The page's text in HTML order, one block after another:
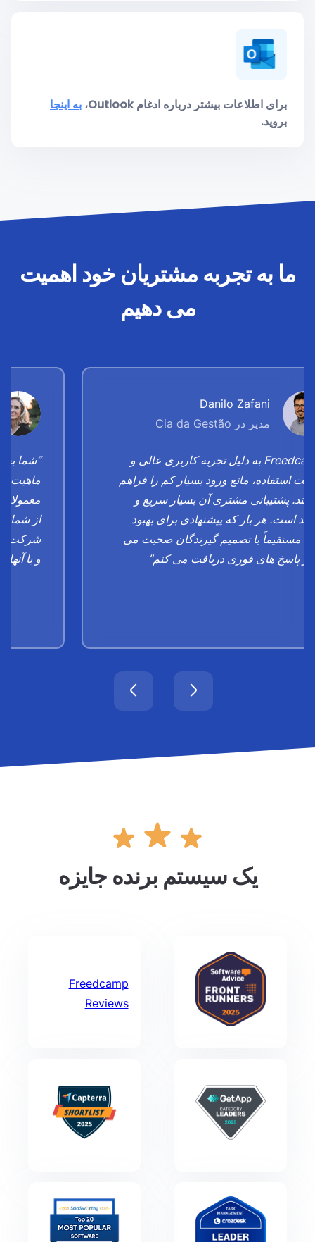
برای اطلاعات بیشتر درباره ادغام Outlook،
به اینجا
بروید.
ما به تجربه مشتریان خود اهمیت
می دهیم
Danilo Zafani
مدیر در Cia da Gestão
“Freedcamp به دلیل تجربه کاربری عالی و
استفاده، مانع ورود بسیار کم را فراهم
پشتیبانی مشتری آن بسیار سریع و
است. هر بار که پیشنهادی برای بهبود
مستقیماً با تصمیم گیرندگان صحبت می
و پاسخ های فوری دریافت می کنم”
“شما
ماهیت
معمولا
از شما
شرکت ها
و با آنها
یک سیستم برنده جایزه
Freedcamp
Reviews